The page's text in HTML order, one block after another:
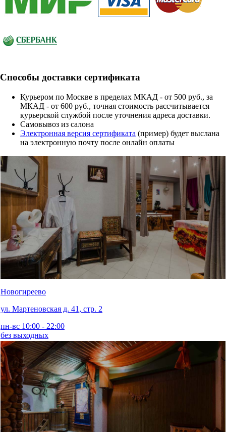
Способы доставки сертификата
Курьером по Москве в пределах МКАД - от 500 руб., за
МКАД - от 600 руб., точная стоимость рассчитывается
курьерской службой после уточнения адреса доставки.
Cамовывоз из салона
Электронная версия сертификата (пример) будет выслана
на электронную почту после онлайн оплаты
Новогиреево
ул. Мартеновская д. 41, стр. 2
пн-вс 10:00 - 22:00
без выходных